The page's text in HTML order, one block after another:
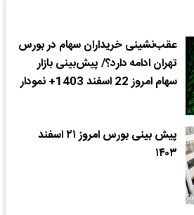
عقب‌نشینی خریداران سهام در بورس
تهران ادامه دارد؟/ پیش‌بینی بازار
سهام امروز 22 اسفند 1403+ نمودار
پیش بینی بورس امروز ۲۱ اسفند
۱۴۰۳